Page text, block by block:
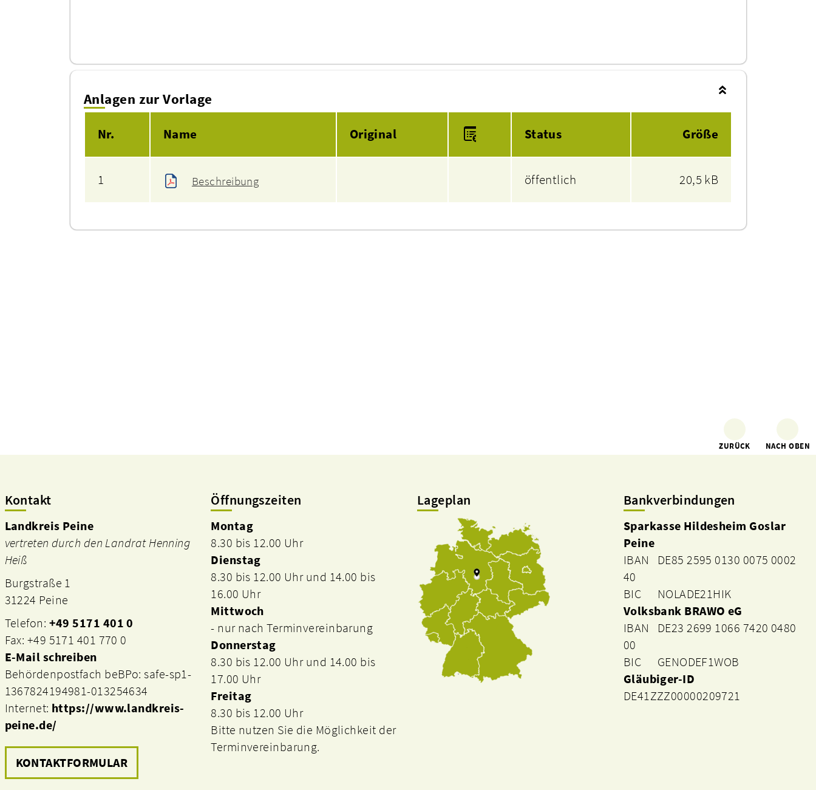
Anlagen zur Vorlage
Nr.
Name Original Status Größe
1 Beschreibung öffentlich 20,5 kB
ZURÜCK NACH OBEN
Kontakt
Landkreis Peine
vertreten durch den Landrat Henning
Heiß
Burgstraße 1
31224 Peine
Telefon: +49 5171 401 0
Fax: +49 5171 401 770 0
E-Mail schreiben
Behördenpostfach beBPo: safe-sp1-
1367824194981-013254634
Internet: https://www.landkreis-
peine.de/
KONTAKTFORMULAR
Öffnungszeiten
Montag
8.30 bis 12.00 Uhr
Dienstag
8.30 bis 12.00 Uhr und 14.00 bis
16.00 Uhr
Mittwoch
- nur nach Terminvereinbarung
Donnerstag
8.30 bis 12.00 Uhr und 14.00 bis
17.00 Uhr
Freitag
8.30 bis 12.00 Uhr
Bitte nutzen Sie die Möglichkeit der
Terminvereinbarung.
Lageplan Bankverbindungen
Sparkasse Hildesheim Goslar
Peine
IBAN DE85 2595 0130 0075 0002
40
BIC NOLADE21HIK
Volksbank BRAWO eG
IBAN DE23 2699 1066 7420 0480
00
BIC GENODEF1WOB
Gläubiger-ID
DE41ZZZ00000209721